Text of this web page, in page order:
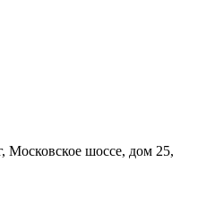
Московское шоссе, дом 25,